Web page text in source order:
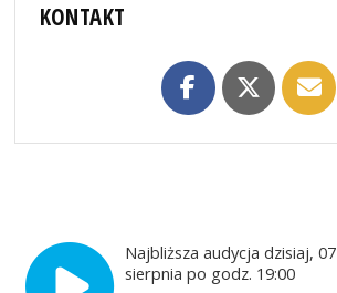
KONTAKT
Najbliższa audycja dzisiaj, 07
sierpnia po godz. 19:00